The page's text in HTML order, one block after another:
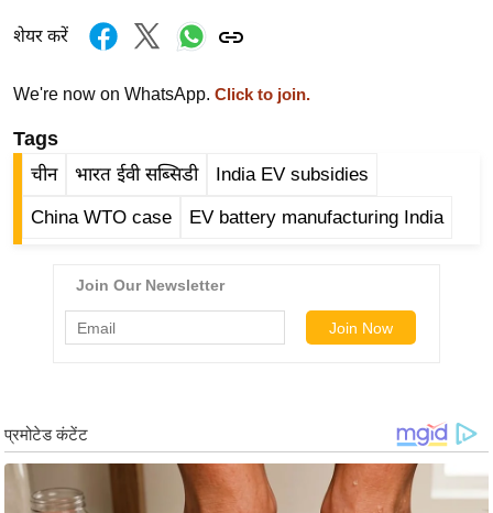
नो
ज
न
ज
त
वु
ड
फि
शेयर करें
We're now on WhatsApp. Click to join.
Tags
चीन भारत ईवी सब्सिडी India EV subsidies
China WTO case EV battery manufacturing India